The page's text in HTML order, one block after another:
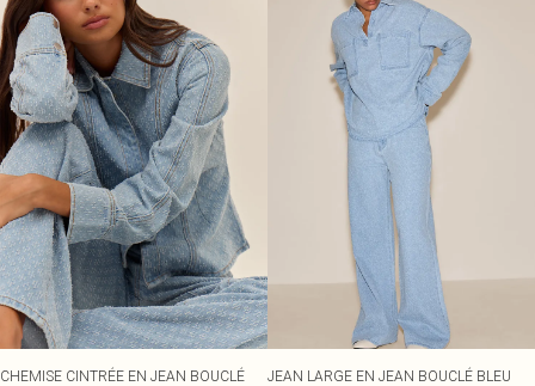
CHEMISE CINTRÉE EN JEAN BOUCLÉ
JEAN LARGE EN JEAN BOUCLÉ BLEU